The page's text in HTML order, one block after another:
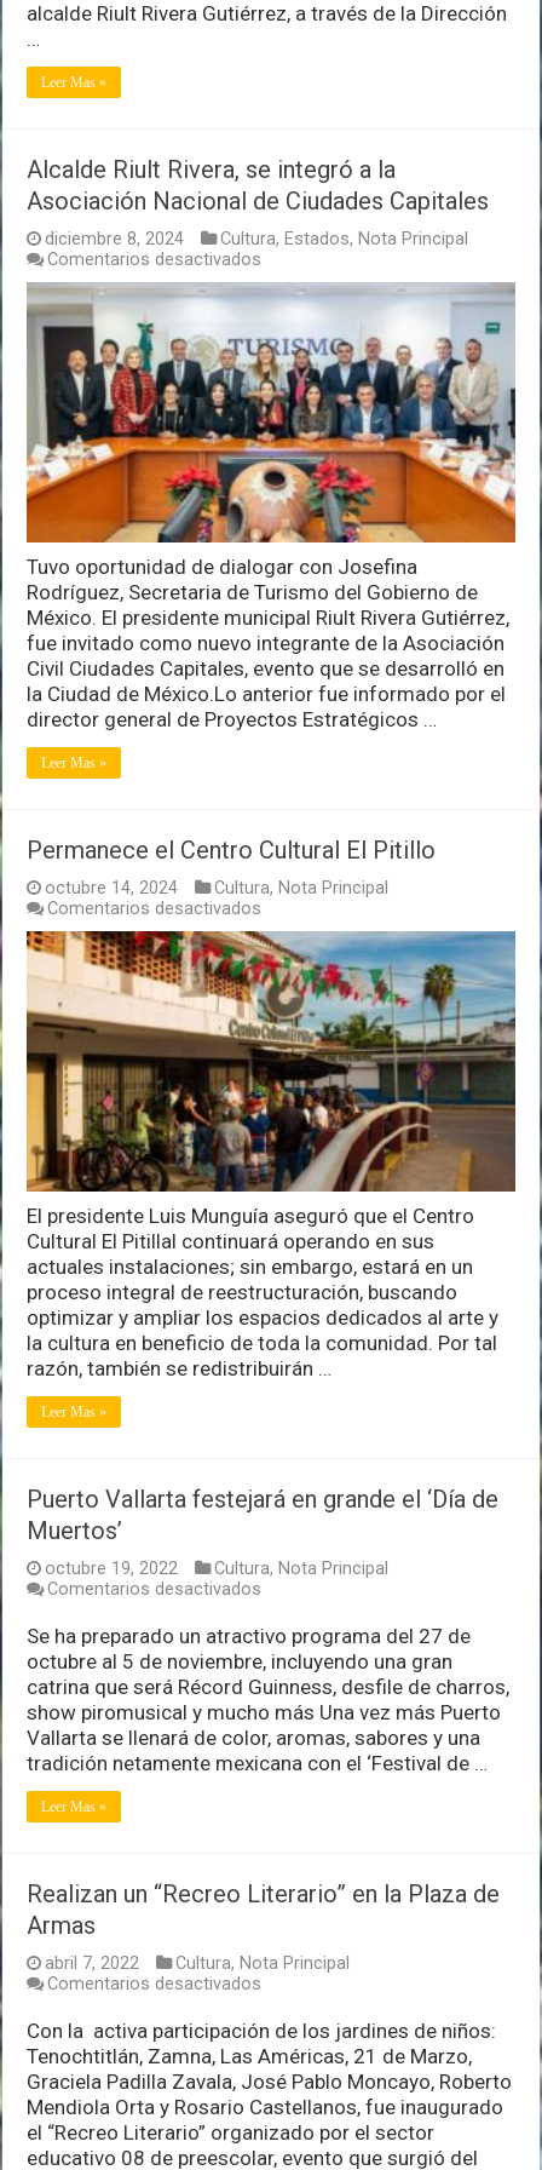
alcalde Riult Rivera Gutiérrez, a través de la Dirección
…
Leer Mas »
Alcalde Riult Rivera, se integró a la
Asociación Nacional de Ciudades Capitales
diciembre 8, 2024 Cultura, Estados, Nota Principal
Comentarios desactivados
Alcalde
Riult
se
integró
a
la
Asociación
Nacional
de
Ciudades
Capitales
Tuvo oportunidad de dialogar con Josefina
Rodríguez, Secretaria de Turismo del Gobierno de
México. El presidente municipal Riult Rivera Gutiérrez,
fue invitado como nuevo integrante de la Asociación
Civil Ciudades Capitales, evento que se desarrolló en
la Ciudad de México.Lo anterior fue informado por el
director general de Proyectos Estratégicos …
Leer Mas »
Permanece el Centro Cultural El Pitillo
octubre 14, 2024 Cultura, Nota Principal
Comentarios desactivados
Permanece
el
Centro
Cultural
El
Pitillo
El presidente Luis Munguía aseguró que el Centro
Cultural El Pitillal continuará operando en sus
actuales instalaciones; sin embargo, estará en un
proceso integral de reestructuración, buscando
optimizar y ampliar los espacios dedicados al arte y
la cultura en beneficio de toda la comunidad. Por tal
razón, también se redistribuirán …
Leer Mas »
Puerto Vallarta festejará en grande el ‘Día de
Muertos’
octubre 19, 2022 Cultura, Nota Principal
Comentarios desactivados
Vallarta
festejará
en
grande
el
‘Día
de
Muertos’
Se ha preparado un atractivo programa del 27 de
octubre al 5 de noviembre, incluyendo una gran
catrina que será Récord Guinness, desfile de charros,
show piromusical y mucho más Una vez más Puerto
Vallarta se llenará de color, aromas, sabores y una
tradición netamente mexicana con el ‘Festival de …
Leer Mas »
Realizan un “Recreo Literario” en la Plaza de
Armas
abril 7, 2022 Cultura, Nota Principal
Comentarios desactivados
un
“Recreo
Literario”
en
la
Plaza
Con la activa participación de los jardines de niños:
Tenochtitlán, Zamna, Las Américas, 21 de Marzo,
Graciela Padilla Zavala, José Pablo Moncayo, Roberto
Mendiola Orta y Rosario Castellanos, fue inaugurado
el “Recreo Literario” organizado por el sector
educativo 08 de preescolar, evento que surgió del